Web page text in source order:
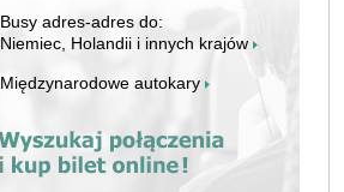
Busy adres-adres do:
Niemiec, Holandii i innych krajów
Międzynarodowe autokary